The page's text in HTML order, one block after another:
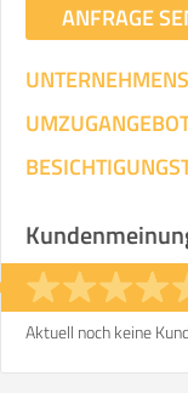
Mit
ANFRAGE
Aktuell noch keine